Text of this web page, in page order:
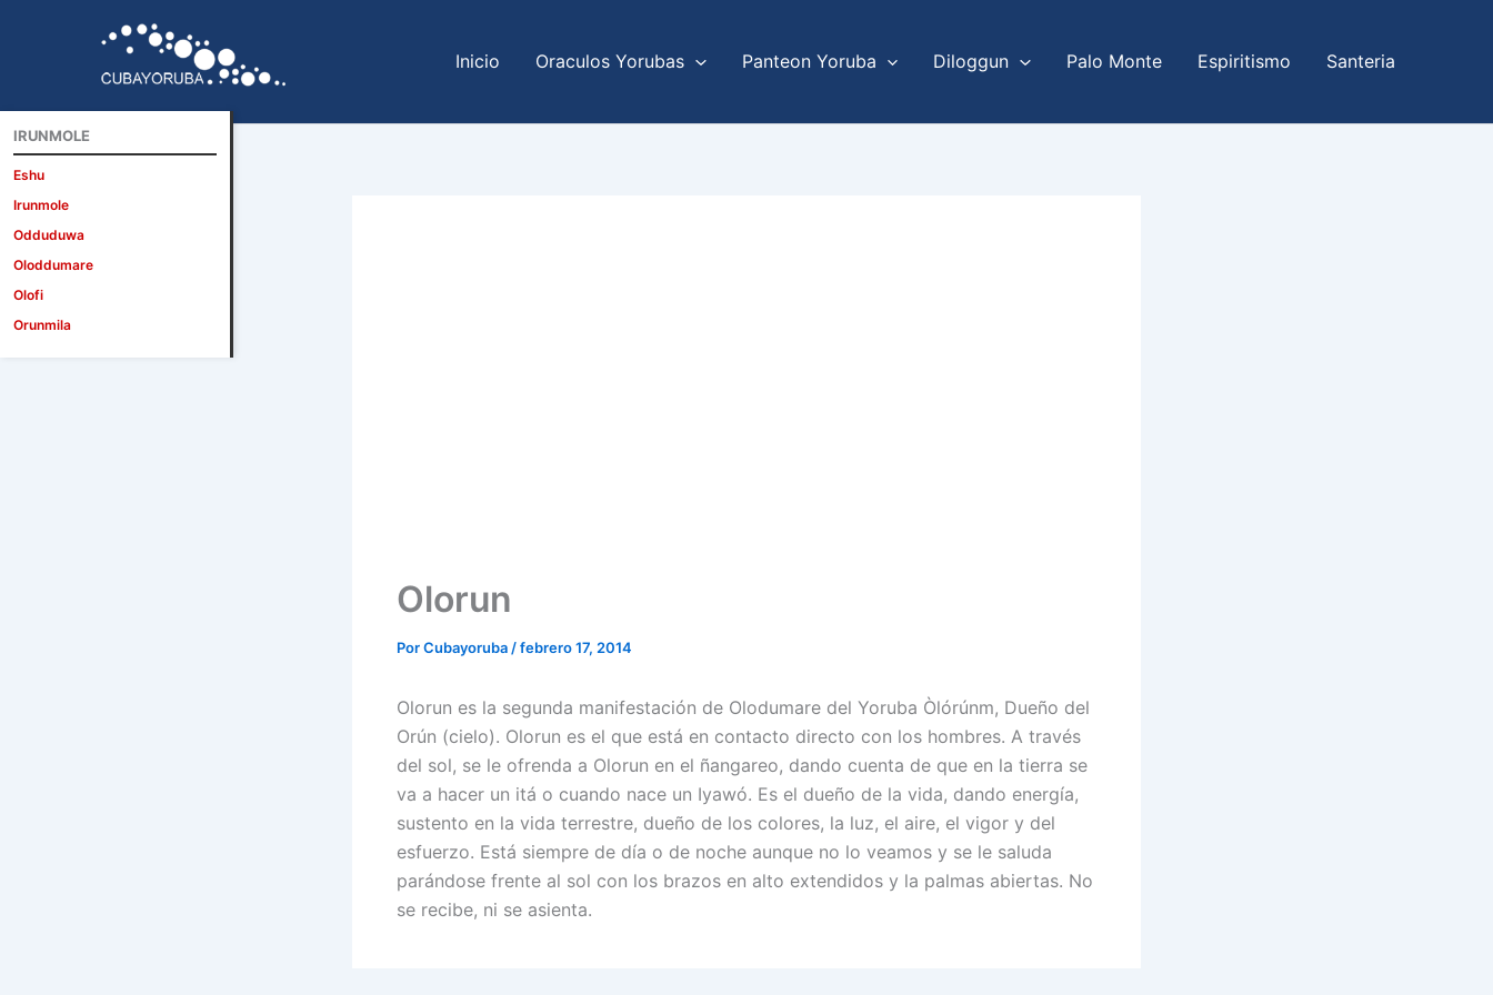
Inicio Oraculos Yorubas Panteon Yoruba Diloggun Palo Monte Espiritismo Santeria
Olorun
PorCubayoruba /febrero 17, 2014
Olorun es la segunda manifestación de Olodumare del Yoruba Òlórúnm, Dueño del
Orún (cielo). Olorun es el que está en contacto directo con los hombres. A través
del sol, se le ofrenda a Olorun en el ñangareo, dando cuenta de que en la tierra se
va a hacer un itá o cuando nace un Iyawó. Es el dueño de la vida, dando energía,
sustento en la vida terrestre, dueño de los colores, la luz, el aire, el vigor y del
esfuerzo. Está siempre de día o de noche aunque no lo veamos y se le saluda
parándose frente al sol con los brazos en alto extendidos y la palmas abiertas. No
se recibe, ni se asienta.
IRUNMOLE
Eshu
Irunmole
Odduduwa
Oloddumare
Olofi
Orunmila